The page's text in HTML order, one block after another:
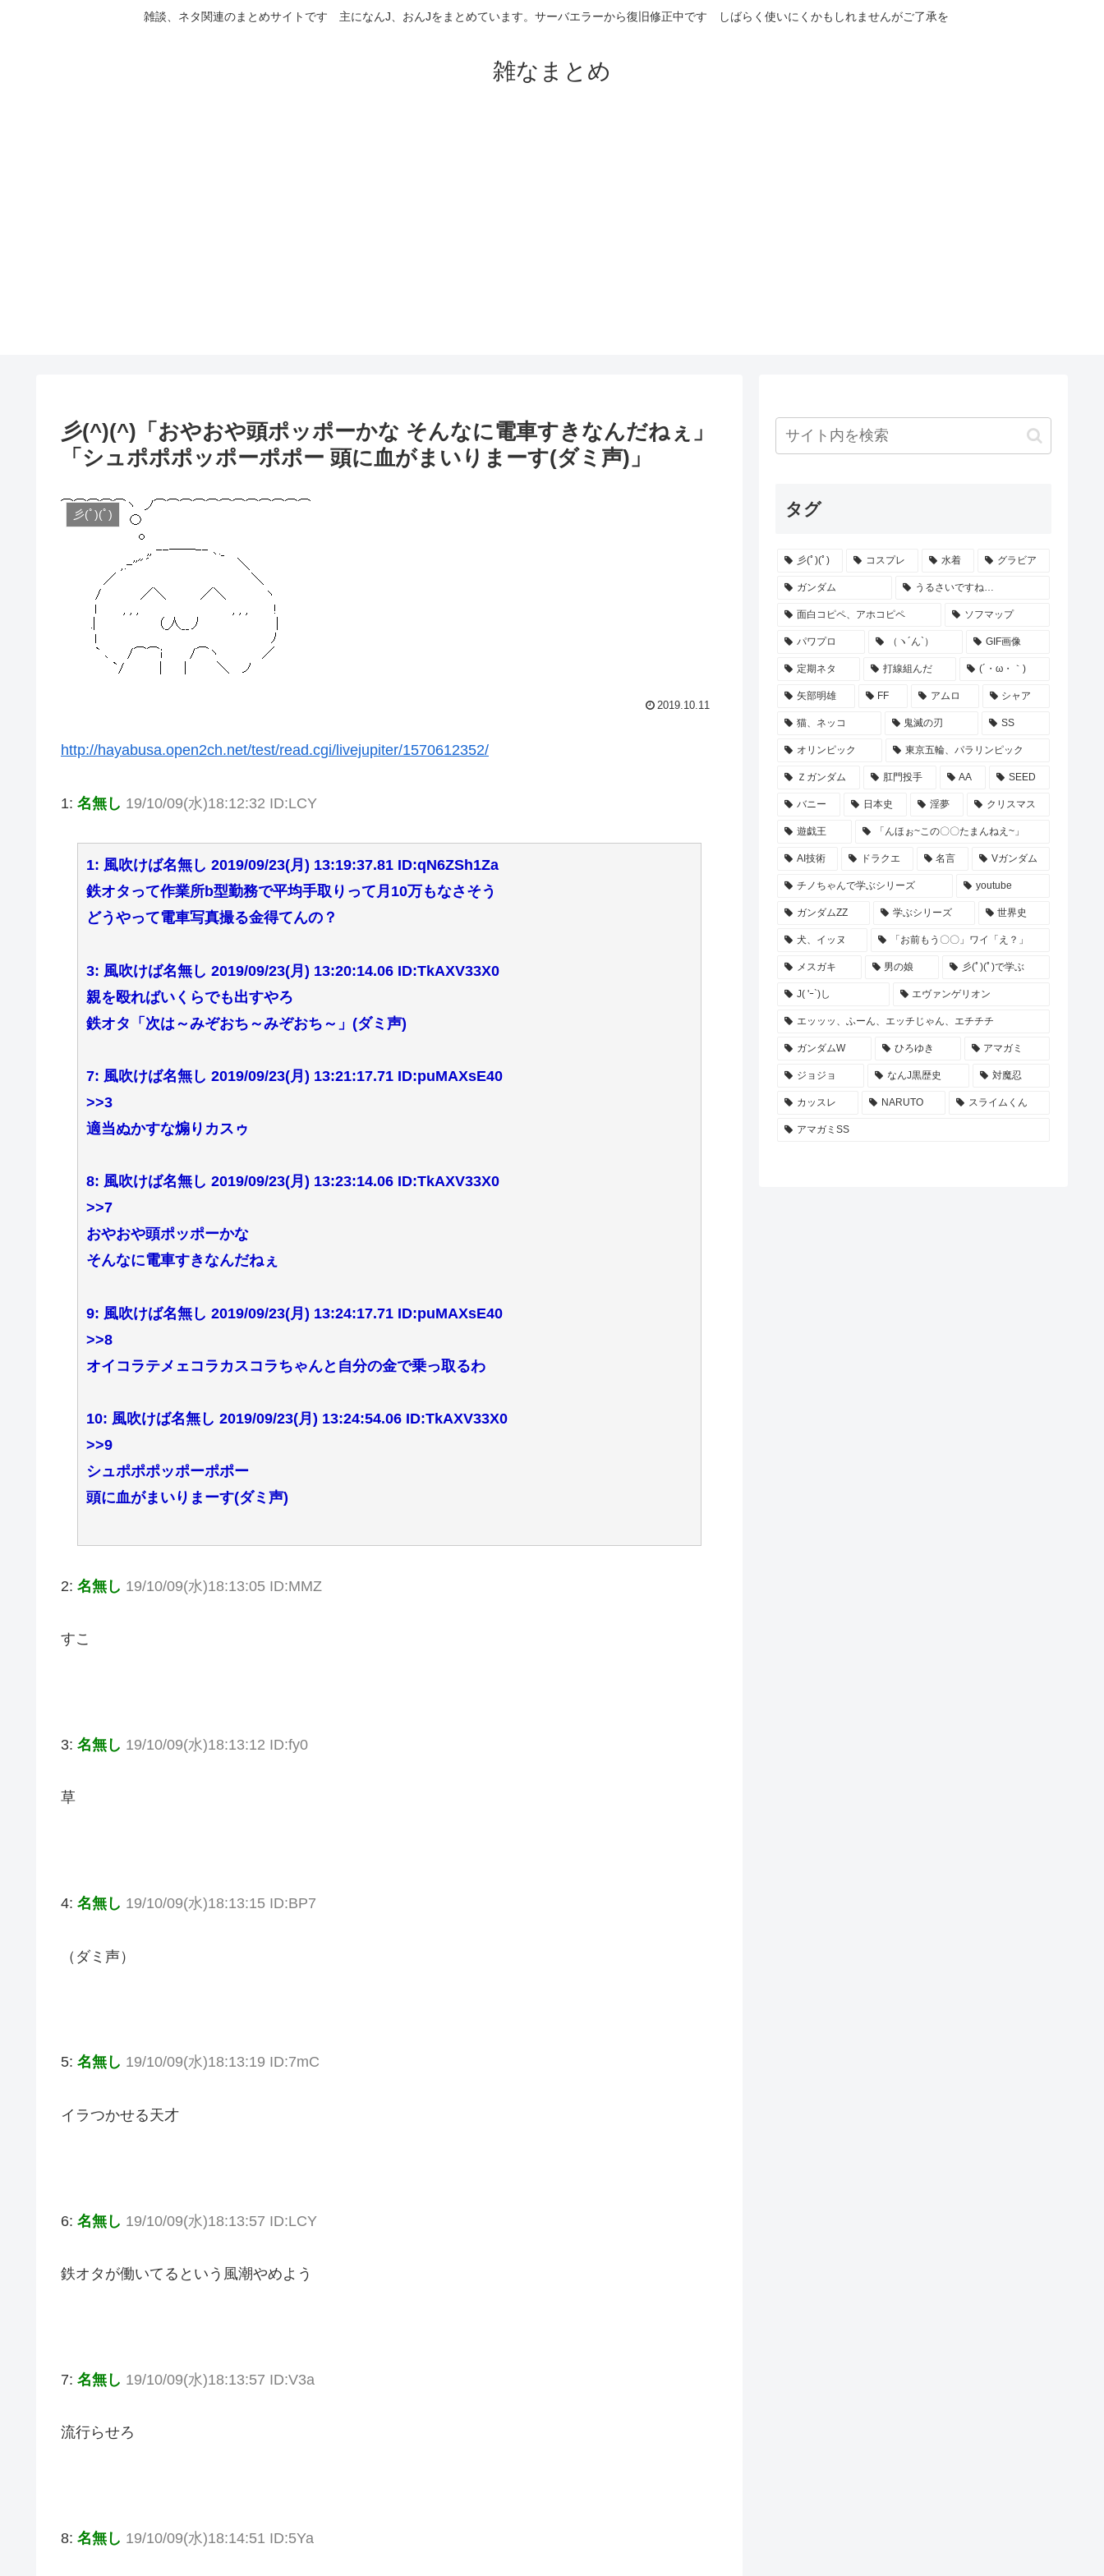
雑談、ネタ関連のまとめサイトです 主になんJ、おんJをまとめています。サーバエラーから復旧修正中です しばらく使いにくかもしれませんがご了承を
雑なまとめ
彡(^)(^)「おやおや頭ポッポーかな そんなに電車すきなんだねぇ」
「シュポポポッポーポポー 頭に血がまいりまーす(ダミ声)」
彡(ﾟ)(ﾟ)
2019.10.11
http://hayabusa.open2ch.net/test/read.cgi/livejupiter/1570612352/
1: 名無し 19/10/09(水)18:12:32 ID:LCY
1: 風吹けば名無し 2019/09/23(月) 13:19:37.81 ID:qN6ZSh1Za
鉄オタって作業所b型勤務で平均手取りって月10万もなさそう
どうやって電車写真撮る金得てんの？
3: 風吹けば名無し 2019/09/23(月) 13:20:14.06 ID:TkAXV33X0
親を殴ればいくらでも出すやろ
鉄オタ「次は～みぞおち～みぞおち～」(ダミ声)
7: 風吹けば名無し 2019/09/23(月) 13:21:17.71 ID:puMAXsE40
>>3
適当ぬかすな煽りカスゥ
8: 風吹けば名無し 2019/09/23(月) 13:23:14.06 ID:TkAXV33X0
>>7
おやおや頭ポッポーかな
そんなに電車すきなんだねぇ
9: 風吹けば名無し 2019/09/23(月) 13:24:17.71 ID:puMAXsE40
>>8
オイコラテメェコラカスコラちゃんと自分の金で乗っ取るわ
10: 風吹けば名無し 2019/09/23(月) 13:24:54.06 ID:TkAXV33X0
>>9
シュポポポッポーポポー
頭に血がまいりまーす(ダミ声)
2: 名無し 19/10/09(水)18:13:05 ID:MMZ
すこ
3: 名無し 19/10/09(水)18:13:12 ID:fy0
草
4: 名無し 19/10/09(水)18:13:15 ID:BP7
（ダミ声）
5: 名無し 19/10/09(水)18:13:19 ID:7mC
イラつかせる天才
6: 名無し 19/10/09(水)18:13:57 ID:LCY
鉄オタが働いてるという風潮やめよう
7: 名無し 19/10/09(水)18:13:57 ID:V3a
流行らせろ
8: 名無し 19/10/09(水)18:14:51 ID:5Ya
タグ
彡(ﾟ)(ﾟ) コスプレ 水着 グラビア
ガンダム うるさいですね…
面白コピペ、アホコピペ ソフマップ
パワプロ （ヽ´ん`） GIF画像
定期ネタ 打線組んだ (´・ω・｀)
矢部明雄 FF アムロ シャア
猫、ネッコ 鬼滅の刃 SS
オリンピック 東京五輪、パラリンピック
Ｚガンダム 肛門投手 AA SEED
バニー 日本史 淫夢 クリスマス
遊戯王 「んほぉ~この〇〇たまんねえ~」
AI技術 ドラクエ 名言 Vガンダム
チノちゃんで学ぶシリーズ youtube
ガンダムZZ 学ぶシリーズ 世界史
犬、イッヌ 「お前もう〇〇」ワイ「え？」
メスガキ 男の娘 彡(ﾟ)(ﾟ)で学ぶ
J( 'ｰ`)し エヴァンゲリオン
エッッッ、ふーん、エッチじゃん、エチチチ
ガンダムW ひろゆき アマガミ
ジョジョ なんJ黒歴史 対魔忍
カッスレ NARUTO スライムくん
アマガミSS